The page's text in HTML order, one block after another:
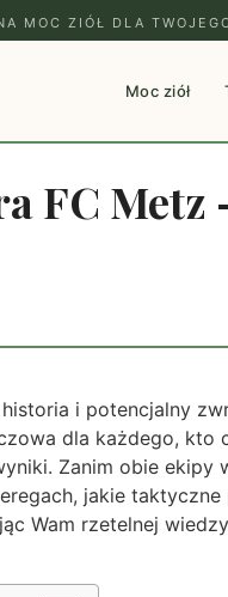
MOC ZIÓŁ DLA
Moc ziół
FC Metz
i potencjalny
dla każdego, kto
Zanim obie ekipy
jakie
Wam rzetelnej